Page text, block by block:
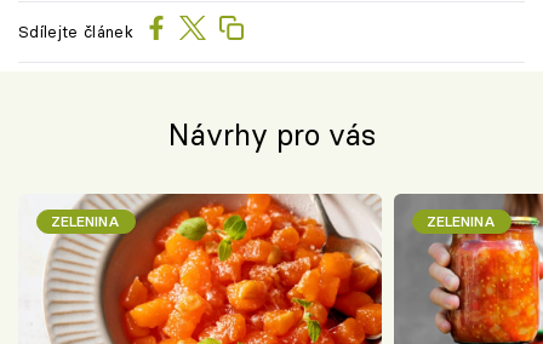
Sdílejte článek
Návrhy pro vás
ZELENINA ZELENINA